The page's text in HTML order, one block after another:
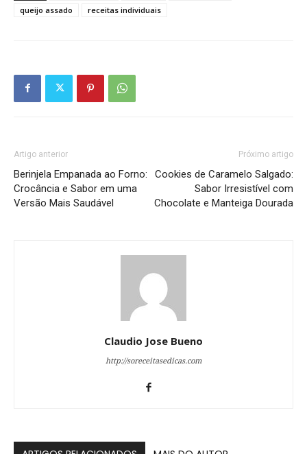
queijo assado
receitas individuais
Artigo anterior
Berinjela Empanada ao Forno:
Crocância e Sabor em uma
Versão Mais Saudável
Próximo artigo
Cookies de Caramelo Salgado:
Sabor Irresistível com
Chocolate e Manteiga Dourada
Claudio Jose Bueno
http://soreceitasedicas.com